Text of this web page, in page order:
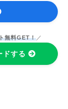
無料GET！ ／
ドする